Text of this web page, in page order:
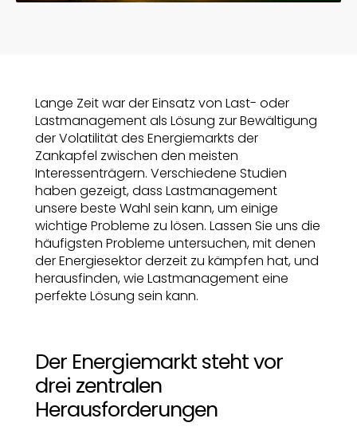
Lange Zeit war der Einsatz von Last- oder
Lastmanagement als Lösung zur Bewältigung
der Volatilität des Energiemarkts der
Zankapfel zwischen den meisten
Interessenträgern. Verschiedene Studien
haben gezeigt, dass Lastmanagement
unsere beste Wahl sein kann, um einige
wichtige Probleme zu lösen. Lassen Sie uns die
häufigsten Probleme untersuchen, mit denen
der Energiesektor derzeit zu kämpfen hat, und
herausfinden, wie Lastmanagement eine
perfekte Lösung sein kann.
Der Energiemarkt steht vor
drei zentralen
Herausforderungen